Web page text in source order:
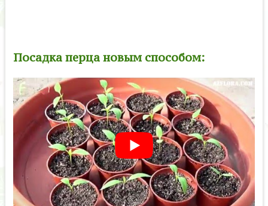
Посадка перца новым способом: